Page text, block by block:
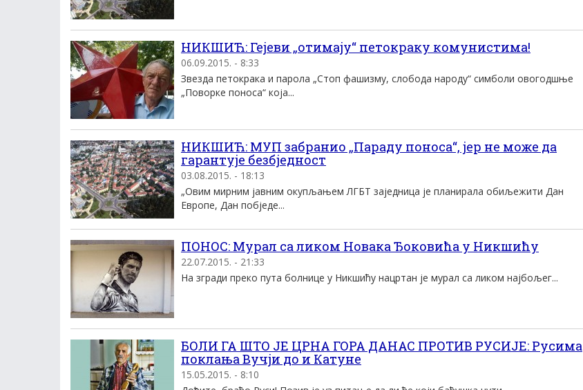
НИКШИЋ: Гејеви „отимају“ петокраку комунистима!
06.09.2015. - 8:33
Звезда петокрака и парола „Стоп фашизму, слобода народу“ симболи овогодшње
„Поворке поноса“ која...
НИКШИЋ: МУП забранио „Параду поноса“, јер не може да
гарантује безбједност
03.08.2015. - 18:13
„Овим мирним јавним окупљањем ЛГБТ заједница је планирала обиљежити Дан
Европе, Дан побједе...
ПОНОС: Мурал са ликом Новака Ђоковића у Никшићу
22.07.2015. - 21:33
На згради преко пута болнице у Никшићу нацртан је мурал са ликом најбољег...
БОЛИ ГА ШТО ЈЕ ЦРНА ГОРА ДАНАС ПРОТИВ РУСИЈЕ: Русима
поклања Вучjи до и Катуне
15.05.2015. - 8:10